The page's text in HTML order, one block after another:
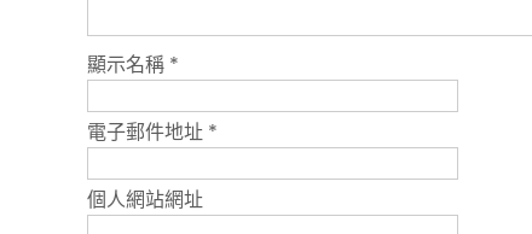
顯示名稱 *
電子郵件地址 *
個人網站網址